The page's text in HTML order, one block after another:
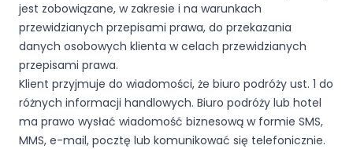
jest zobowiązane, w zakresie i na warunkach
przewidzianych przepisami prawa, do przekazania
danych osobowych klienta w celach przewidzianych
przepisami prawa.
Klient przyjmuje do wiadomości, że biuro podróży ust. 1 do
różnych informacji handlowych. Biuro podróży lub hotel
ma prawo wysłać wiadomość biznesową w formie SMS,
MMS, e-mail, pocztę lub komunikować się telefonicznie.